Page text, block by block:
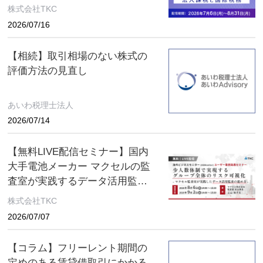
税制改正セミナー 2026年8月31
株式会社TKC
2026/07/16
【相続】取引相場のない株式の
評価方法の見直し
あいわ税理士法人
2026/07/14
【無料LIVE配信セミナー】国内
大手電池メーカー マクセルの監
査室が実践するデータ活用監査
とは ～８月６日(木)、９月２日
株式会社TKC
2026/07/07
【コラム】フリーレント期間の